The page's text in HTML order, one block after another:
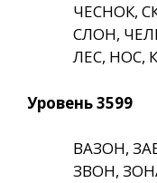
ЧЕСНОК,
СЛОН,
ЛЕС, НОС,
Уровень 3599
ВАЗОН,
ЗВОН,